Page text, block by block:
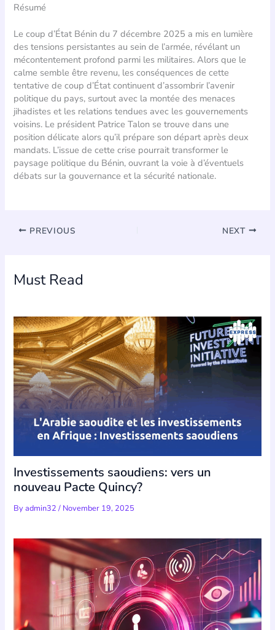
Résumé
Le coup d’État Bénin du 7 décembre 2025 a mis en lumière
des tensions persistantes au sein de l’armée, révélant un
mécontentement profond parmi les militaires. Alors que le
calme semble être revenu, les conséquences de cette
tentative de coup d’État continuent d’assombrir l’avenir
politique du pays, surtout avec la montée des menaces
jihadistes et les relations tendues avec les gouvernements
voisins. Le président Patrice Talon se trouve dans une
position délicate alors qu’il prépare son départ après deux
mandats. L’issue de cette crise pourrait transformer le
paysage politique du Bénin, ouvrant la voie à d’éventuels
débats sur la gouvernance et la sécurité nationale.
PREVIOUS NEXT
Must Read
Investissements saoudiens: vers un
nouveau Pacte Quincy?
Byadmin32/ November 19, 2025